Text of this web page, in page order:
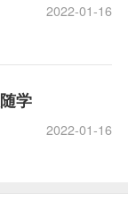
2022-01-16
学
2022-01-16